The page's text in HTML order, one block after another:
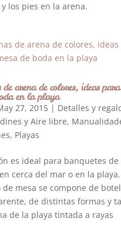
los pies en la arena.
arena de colores, ideas
en la playa
27, 2015| Detalles y
y Aire libre,
, Playas
es ideal para banquetes de
cerca del mar o en la
mesa se compone de
de distintas formas y
de la playa tintada a rayas